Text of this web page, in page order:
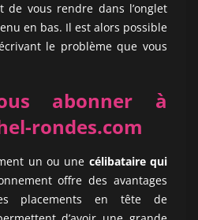
de vous rendre dans l’onglet
en bas. Il est alors possible
le problème que vous
abonner à
rondes.com
un ou une célibataire qui
offre des avantages
placements en tête de